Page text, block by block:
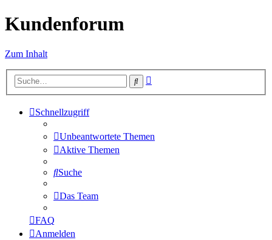
Kundenforum
Zum Inhalt
Suche
Schnellzugriff
Unbeantwortete Themen
Aktive Themen
Suche
Das Team
FAQ
Anmelden